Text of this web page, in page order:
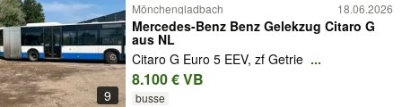
9
Mönchengladbach 18.06.2026
Mercedes-Benz Benz Gelekzug Citaro G
aus NL
Citaro G Euro 5 EEV, zf Getrie ...
8.100 € VB
busse